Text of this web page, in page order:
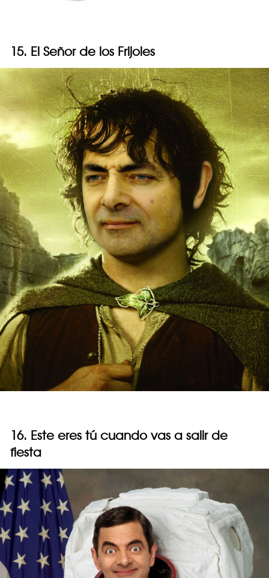
15. El Señor de los Frijoles
16. Este eres tú cuando vas a salir de
fiesta